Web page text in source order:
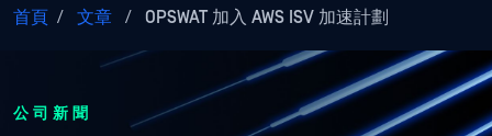
首頁 / 文章 / OPSWAT 加入 AWS ISV 加速計劃
公司新聞